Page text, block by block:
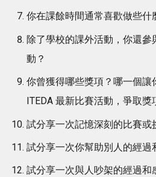
你在課餘時間通常喜歡做些什
除了學校的課外活動，你還
動？
你曾獲得哪些獎項？哪一個讓
ITEDA 最新比賽活動，爭取獎
試分享一次記憶深刻的比賽或
試分享一次你幫助別人的經過
試分享一次與人吵架的經過和